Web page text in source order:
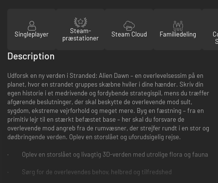
Singleplayer
Steam-
præstationer
Steam Cloud Familiedeling
Description
Udforsk en ny verden i Stranded: Alien Dawn – en overlevelsessim på en
planet, hvor en strandet gruppes skæbne hviler i dine hænder. Skriv din
egen historie i et medrivende og fordybende strategispil, mens du træffer
afgørende beslutninger, der skal beskytte de overlevende mod sult,
sygdom, ekstreme vejrforhold og meget mere. Byg en fæstning – fra en
primitiv lejr til en stærkt befæstet base – her skal du forsvare de
overlevende mod angreb fra de rumvæsner, der strejfer rundt i en stor og
dødbringende verden. Oplev en storslået og uforudsigelig rejse.
· Oplev en storslået og livagtig 3D-verden med utrolige flora og fauna
· Sørg for de overlevendes behov, helbred og tilfredshed